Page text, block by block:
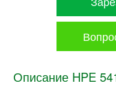
Описание HPE